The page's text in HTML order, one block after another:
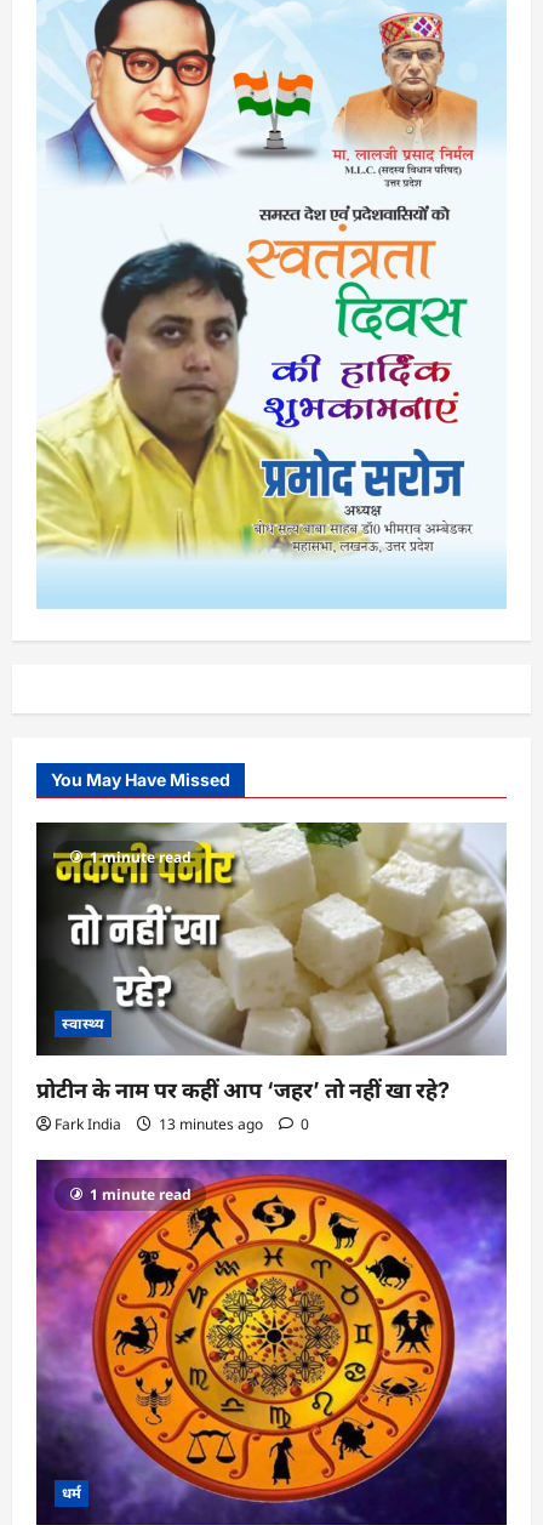
You May Have Missed
1 minute read
स्वास्थ्य
प्रोटीन के नाम पर कहीं आप ‘जहर’ तो नहीं खा रहे?
Fark India 13 minutes ago 0
1 minute read
धर्म